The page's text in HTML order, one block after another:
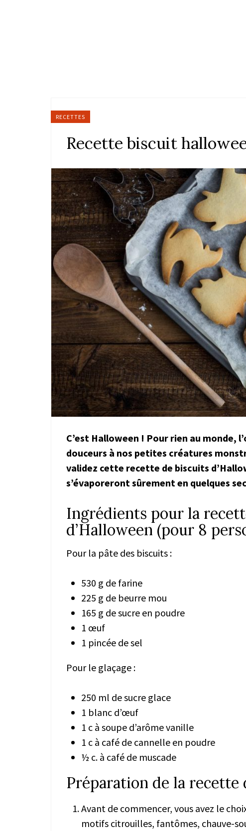
RECETTES
Recette biscuit
C’est Halloween ! Pour rien au monde,
douceurs à nos petites créatures
validez cette recette de biscuits
s’évaporeront sûrement en quelques
Ingrédients pour la
d’Halloween (pour 8
Pour la pâte des biscuits :
530 g de farine
225 g de beurre mou
165 g de sucre en poudre
1 œuf
1 pincée de sel
Pour le glaçage :
250 ml de sucre glace
1 blanc d’œuf
1 c à soupe d’arôme vanille
1 c à café de cannelle en poudre
½ c. à café de muscade
Préparation de la recette
Avant de commencer, vous avez le
motifs citrouilles, fantômes, chauve-